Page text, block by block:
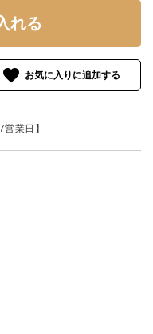
れる
favorite
業日】